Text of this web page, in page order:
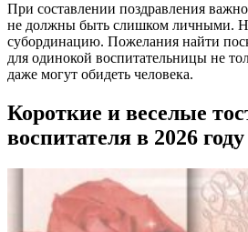
При составлении поздравления
не должны быть слишком личными.
субординацию. Пожелания найти
для одинокой воспитательницы не
даже могут обидеть человека.
Короткие и веселые
воспитателя в 2026 году